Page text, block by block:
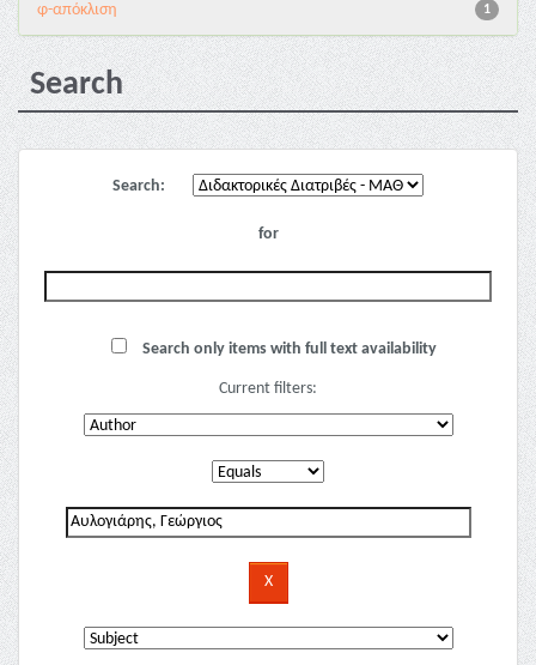
1
φ-απόκλιση
Search
Search:
for
Search only items with full text availability
Current filters: